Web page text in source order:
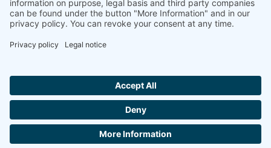
النشرة
الإخبارية
الشركةبصمة
حماية
البيانات
اتصل
بنا
GTC
Hallo ich bin LINAI! Wie kann ich dir